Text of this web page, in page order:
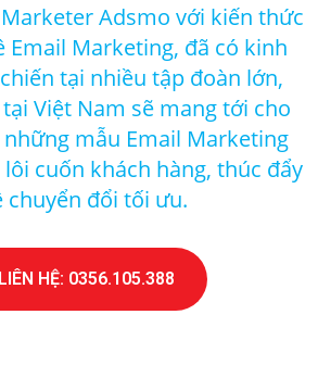
Adsmo với kiến thức
Email Marketing, đã có kinh
tại nhiều tập đoàn lớn,
Việt Nam sẽ mang tới cho
mẫu Email Marketing
cuốn khách hàng, thúc đẩy
chuyển đổi tối ưu.
LIÊN HỆ: 0356.105.388